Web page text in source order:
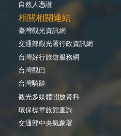
自然人憑證
相關相關連結
臺灣觀光資訊網
交通部觀光署行政資訊網
台灣好行旅遊服務網
台灣觀巴
台灣騎跡
觀光多媒體開放資料
環保標章旅館查詢
交通部中央氣象署